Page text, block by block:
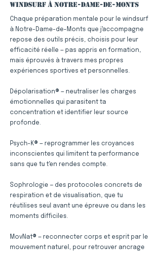
windsurf à Notre-Dame-de-Monts
Chaque préparation mentale pour le windsurf
à Notre-Dame-de-Monts que j'accompagne
repose des outils précis, choisis pour leur
efficacité réelle — pas appris en formation,
mais éprouvés à travers mes propres
expériences sportives et personnelles.
Dépolarisation® — neutraliser les charges
émotionnelles qui parasitent ta
concentration et identifier leur source
profonde.
Psych-K® — reprogrammer les croyances
inconscientes qui limitent ta performance
sans que tu t'en rendes compte.
Sophrologie — des protocoles concrets de
respiration et de visualisation, que tu
réutilises seul avant une épreuve ou dans les
moments difficiles.
MovNat® — reconnecter corps et esprit par le
mouvement naturel, pour retrouver ancrage